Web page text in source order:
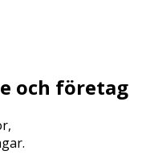
och företag